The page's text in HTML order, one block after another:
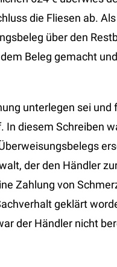
die Fliesen ab.
über den
Beleg gemacht
unterlegen sei und
diesem Schreiben
der den Händler
Zahlung von
geklärt
der Händler nicht